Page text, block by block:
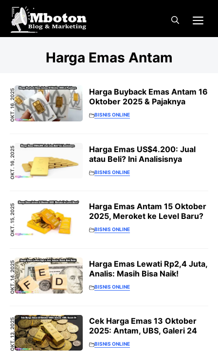
Langsung
Harga Emas Antam
OKT. 16, 2025
Harga Buyback Emas Antam 16
Oktober 2025 & Pajaknya
BISNIS ONLINE
OKT. 16, 2025
Harga Emas US$4.200: Jual
atau Beli? Ini Analisisnya
BISNIS ONLINE
OKT. 15, 2025
Harga Emas Antam 15 Oktober
2025, Meroket ke Level Baru?
BISNIS ONLINE
OKT. 14, 2025
Harga Emas Lewati Rp2,4 Juta,
Analis: Masih Bisa Naik!
BISNIS ONLINE
OKT. 13, 2025
Cek Harga Emas 13 Oktober
2025: Antam, UBS, Galeri 24
BISNIS ONLINE